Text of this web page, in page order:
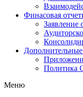
Финасовая
Заявление
Политика
Меню